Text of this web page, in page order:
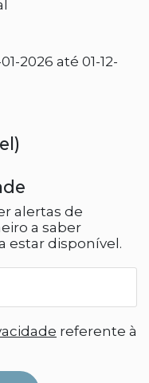
2026 até 01-12-
alertas de
a saber
estar disponível.
referente à